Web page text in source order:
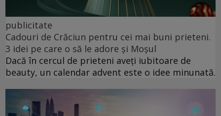
publicitate
Cadouri de Crăciun pentru cei mai buni prieteni.
3 idei pe care o să le adore și Moșul
Dacă în cercul de prieteni aveți iubitoare de
beauty, un calendar advent este o idee minunată.